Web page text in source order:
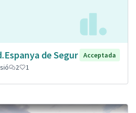
de Segur
Acceptada
2 1